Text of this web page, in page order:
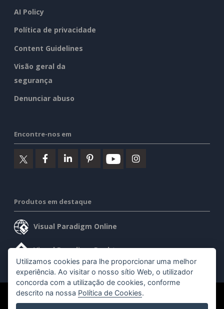
AI Policy
Política de privacidade
Content Guidelines
Visão geral da
segurança
Denunciar abuso
Encontre-nos em
Produtos em destaque
Visual Paradigm Online
Visual Paradigm Desktop
©2026 by Visual Paradigm. Todos os direitos reservados.
Utilizamos cookies para lhe proporcionar uma melhor
experiência. Ao visitar o nosso sítio Web, o utilizador
concorda com a utilização de cookies, conforme
descrito na nossa Política de Cookies.